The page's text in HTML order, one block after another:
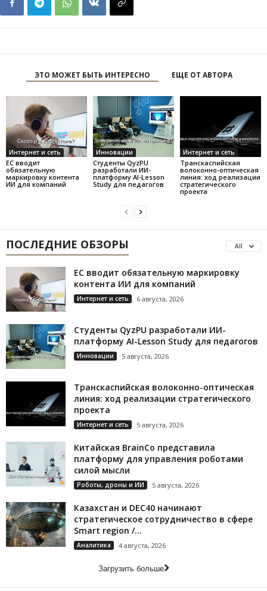
ЭТО МОЖЕТ БЫТЬ ИНТЕРЕСНО ЕЩЕ ОТ АВТОРА
Интернет и сеть
ЕС вводит
обязательную
маркировку контента
ИИ для компаний
Инновации
Студенты QyzPU
разработали ИИ-
платформу AI-Lesson
Study для педагогов
Интернет и сеть
Транскаспийская
волоконно-оптическая
линия: ход реализации
стратегического
проекта
ПОСЛЕДНИЕ ОБЗОРЫ All
ЕС вводит обязательную маркировку
контента ИИ для компаний
Интернет и сеть 6 августа, 2026
Студенты QyzPU разработали ИИ-
платформу AI-Lesson Study для педагогов
Инновации 5 августа, 2026
Транскаспийская волоконно-оптическая
линия: ход реализации стратегического
проекта
Интернет и сеть 5 августа, 2026
Китайская BrainCo представила
платформу для управления роботами
силой мысли
Роботы, дроны и ИИ 5 августа, 2026
Казахстан и DEC40 начинают
стратегическое сотрудничество в сфере
Smart region /...
Аналитика 4 августа, 2026
Загрузить больше